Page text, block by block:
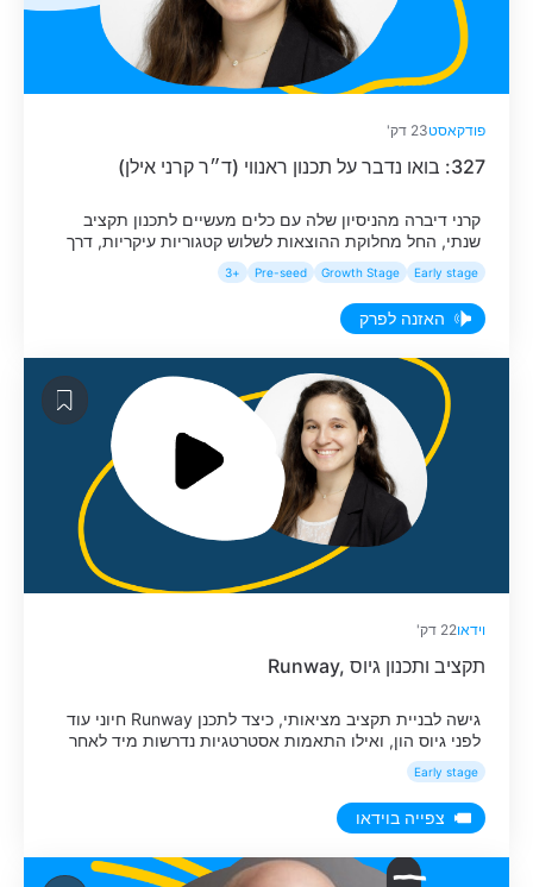
פודקאסט23 דק'
327: בואו נדבר על תכנון ראנווי (ד״ר קרני אילן)
קרני דיברה מהניסיון שלה עם כלים מעשיים לתכנון תקציב
שנתי, החל מחלוקת ההוצאות לשלוש קטגוריות עיקריות, דרך
ההבדל בין תקציב פנימי ריאלי לתקציב אופטימי המוצג
למשקיעים ועד ה"מיינדסט הקמצני" הנדרש מכל יזם בשלבים
המוקדמים, ואיך לקבל החלטות על גיוס צוות ותקציבי שיווק כך
Early stage
Growth Stage
Pre-seed
+3
האזנה לפרק
וידאו22 דק'
Runway, תקציב ותכנון גיוס
גישה לבניית תקציב מציאותי, כיצד לתכנן Runway חיוני עוד
לפני גיוס הון, ואילו התאמות אסטרטגיות נדרשות מיד לאחר
סגירת סבב גיוס.
Early stage
צפייה בוידאו